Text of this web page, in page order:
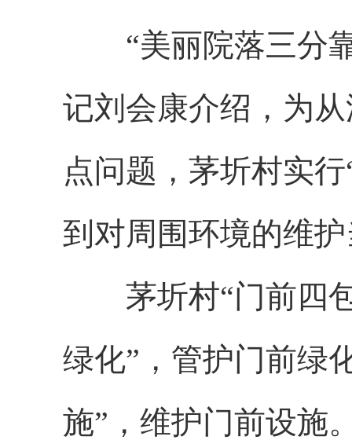
“美丽院落三分靠
记刘会康介绍，为
点问题，茅圻村实
到对周围环境的维
茅圻村“门前四包
绿化”，管护门前绿
施”，维护门前设施